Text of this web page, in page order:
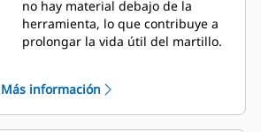
no hay material debajo de la
herramienta, lo que contribuye a
prolongar la vida útil del martillo.
vibraciones de la máquina y a
aumentar la supresión del ruido.
Más información